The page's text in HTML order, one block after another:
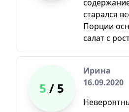
старался
Порции
салат с
5 / 5
Ирина
16.09.2020